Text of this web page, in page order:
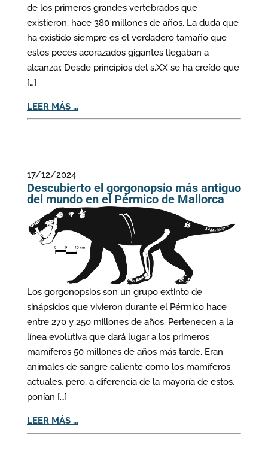
de los primeros grandes vertebrados que
existieron, hace 380 millones de años. La duda que
ha existido siempre es el verdadero tamaño que
estos peces acorazados gigantes llegaban a
alcanzar. Desde principios del s.XX se ha creído que
[…]
LEER MÁS ...
17/12/2024
Descubierto el gorgonopsio más antiguo
del mundo en el Pérmico de Mallorca
Los gorgonopsios son un grupo extinto de
sinápsidos que vivieron durante el Pérmico hace
entre 270 y 250 millones de años. Pertenecen a la
línea evolutiva que dará lugar a los primeros
mamíferos 50 millones de años más tarde. Eran
animales de sangre caliente como los mamíferos
actuales, pero, a diferencia de la mayoría de estos,
ponían […]
LEER MÁS ...